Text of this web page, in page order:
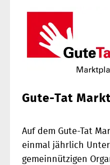
Gute-Tat
Auf dem Gute-Tat
einmal jährlich
gemeinnützigen